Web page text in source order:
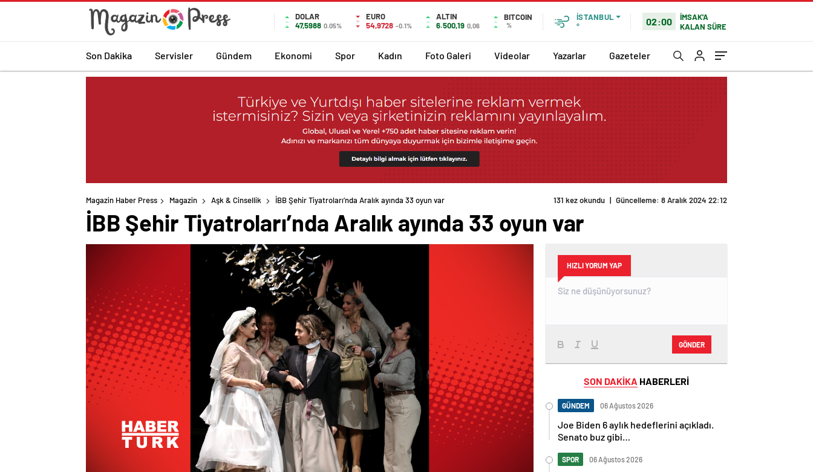
DOLAR
47,5988 0.05%
EURO
54,9728 -0.1%
ALTIN
6.500,19 0,06
BITCOIN
%
İSTANBUL
°
02:00
İMSAK'A
KALAN SÜRE
Son Dakika Servisler Gündem Ekonomi Spor Kadın Foto Galeri Videolar Yazarlar Gazeteler
Magazin Haber Press Magazin Aşk & Cinsellik İBB Şehir Tiyatroları’nda Aralık ayında 33 oyun var 131 kez okundu | Güncelleme: 8 Aralık 2024 22:12
İBB Şehir Tiyatroları’nda Aralık ayında 33 oyun var
HIZLI YORUM YAP
GÖNDER
SON DAKİKA HABERLERİ
GÜNDEM 06 Ağustos 2026
Joe Biden 6 aylık hedeflerini açıkladı.
Senato buz gibi…
SPOR 06 Ağustos 2026